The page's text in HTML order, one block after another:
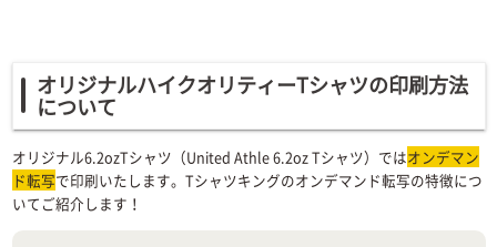
オリジナルハイクオリティーTシャツの印刷方法
について
オリジナル6.2ozTシャツ（United Athle 6.2oz Tシャツ）ではオンデマン
ド転写で印刷いたします。Tシャツキングのオンデマンド転写の特徴につ
いてご紹介します！